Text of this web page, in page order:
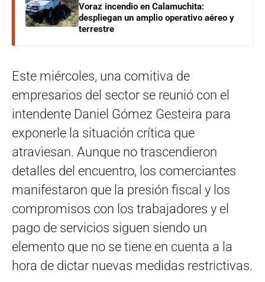
Voraz incendio en Calamuchita:
despliegan un amplio operativo aéreo y
terrestre
Este miércoles, una comitiva de
empresarios del sector se reunió con el
intendente Daniel Gómez Gesteira para
exponerle la situación crítica que
atraviesan. Aunque no trascendieron
detalles del encuentro, los comerciantes
manifestaron que la presión fiscal y los
compromisos con los trabajadores y el
pago de servicios siguen siendo un
elemento que no se tiene en cuenta a la
hora de dictar nuevas medidas restrictivas.